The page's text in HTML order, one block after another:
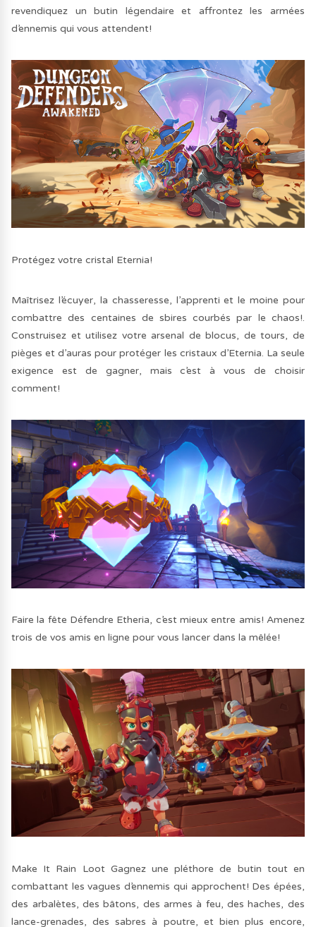
revendiquez un butin légendaire et affrontez les armées
d’ennemis qui vous attendent!
Protégez votre cristal Eternia!
Maîtrisez l’écuyer, la chasseresse, l’apprenti et le moine pour
combattre des centaines de sbires courbés par le chaos!.
Construisez et utilisez votre arsenal de blocus, de tours, de
pièges et d’auras pour protéger les cristaux d’Eternia. La seule
exigence est de gagner, mais c’est à vous de choisir
comment!
Faire la fête Défendre Etheria, c’est mieux entre amis! Amenez
trois de vos amis en ligne pour vous lancer dans la mêlée!
Make It Rain Loot Gagnez une pléthore de butin tout en
combattant les vagues d’ennemis qui approchent! Des épées,
des arbalètes, des bâtons, des armes à feu, des haches, des
lance-grenades, des sabres à poutre, et bien plus encore,